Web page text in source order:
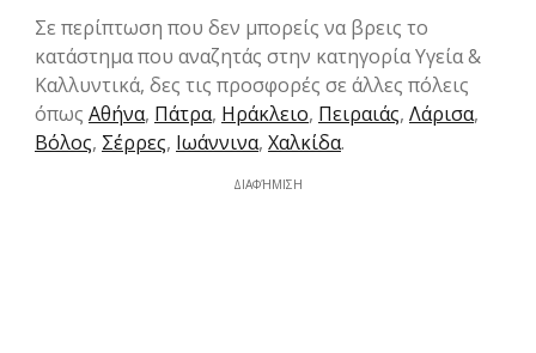
Σε περίπτωση που δεν μπορείς να βρεις το
κατάστημα που αναζητάς στην κατηγορία Υγεία &
Καλλυντικά, δες τις προσφορές σε άλλες πόλεις
όπως Αθήνα, Πάτρα, Ηράκλειο, Πειραιάς, Λάρισα,
Βόλος, Σέρρες, Ιωάννινα, Χαλκίδα.
ΔΙΑΦΉΜΙΣΗ